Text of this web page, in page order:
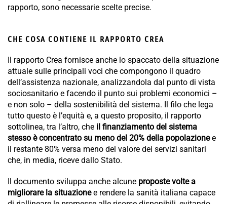
rapporto, sono necessarie scelte precise.
CHE COSA CONTIENE IL RAPPORTO CREA
Il rapporto Crea fornisce anche lo spaccato della situazione
attuale sulle principali voci che compongono il quadro
dell’assistenza nazionale, analizzandola dal punto di vista
sociosanitario e facendo il punto sui problemi economici –
e non solo – della sostenibilità del sistema. Il filo che lega
tutto questo è l’equità e, a questo proposito, il rapporto
sottolinea, tra l’altro, che il finanziamento del sistema
stesso è concentrato su meno del 20% della popolazionee
il restante 80% versa meno del valore dei servizi sanitari
che, in media, riceve dallo Stato.
Il documento sviluppa anche alcune proposte volte a
migliorare la situazionee rendere la sanità italiana capace